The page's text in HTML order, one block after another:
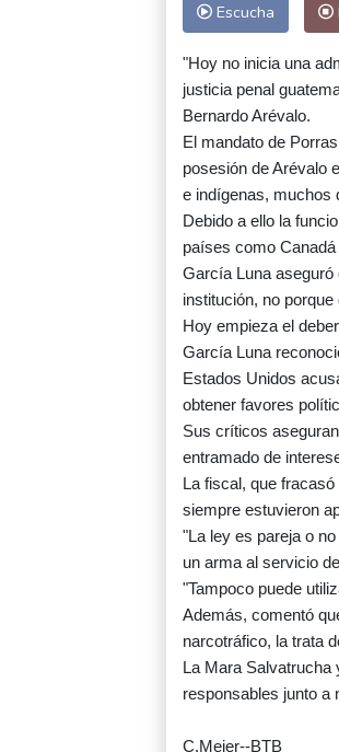
Escucha
"Hoy no inicia una
justicia penal
Bernardo Arévalo.
El mandato de
posesión de Arévalo
e indígenas, muchos
Debido a ello la
países como
García Luna aseguró
institución, no
Hoy empieza el
García Luna
Estados Unidos
obtener favores
Sus críticos
entramado de
La fiscal, que
siempre estuvieron
"La ley es pareja o
un arma al servicio
"Tampoco puede
Además, comentó
narcotráfico, la trata
La Mara Salvatrucha
responsables junto a
C.Meier--BTB